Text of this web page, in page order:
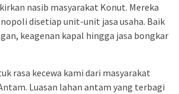
nasib masyarakat Konut. Mereka
disetiap unit-unit jasa usaha. Baik
keagenan kapal hingga jasa bongkar
rasa kecewa kami dari masyarakat
Luasan lahan antam yang terbagi